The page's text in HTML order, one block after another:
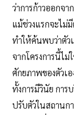
ว่าการก้าวออกจ
แม้ช่วงแรกจะไม่
ทำให้ค้นพบว่าตัว
จากโครงการนี้ไ
ศักยภาพของตัวเ
ทั้งการมีวินัย การ
ปรับตัวในสถานก